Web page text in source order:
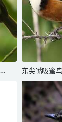
东尖嘴吸蜜